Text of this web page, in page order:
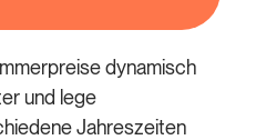
dynamisch
und lege
Jahreszeiten